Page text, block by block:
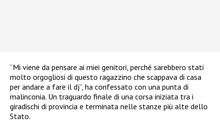
“Mi viene da pensare ai miei genitori, perché sarebbero stati
molto orgogliosi di questo ragazzino che scappava di casa
per andare a fare il dj”, ha confessato con una punta di
malinconia. Un traguardo finale di una corsa iniziata tra i
giradischi di provincia e terminata nelle stanze più alte dello
Stato.